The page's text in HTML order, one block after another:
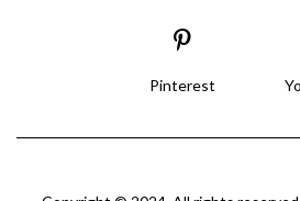
Pinterest